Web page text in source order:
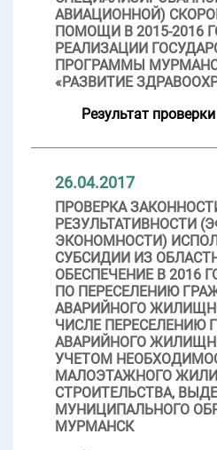
АВИАЦИОННОЙ)
ПОМОЩИ В 2015-2016
РЕАЛИЗАЦИИ
ПРОГРАММЫ
«РАЗВИТИЕ
Результат проверки
26.04.2017
ПРОВЕРКА
РЕЗУЛЬТАТИВНОСТИ
ЭКОНОМНОСТИ)
СУБСИДИИ ИЗ
ОБЕСПЕЧЕНИЕ В 2016
ПО ПЕРЕСЕЛЕНИЮ
АВАРИЙНОГО
ЧИСЛЕ ПЕРЕСЕЛЕНИЮ
АВАРИЙНОГО
УЧЕТОМ
МАЛОЭТАЖНОГО
СТРОИТЕЛЬСТВА,
МУНИЦИПАЛЬНОГО
МУРМАНСК